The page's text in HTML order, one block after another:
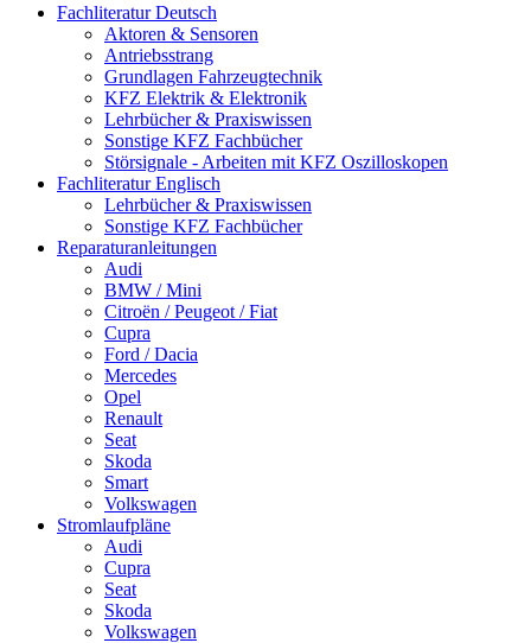
Fachliteratur Deutsch
Aktoren & Sensoren
Antriebsstrang
Grundlagen Fahrzeugtechnik
KFZ Elektrik & Elektronik
Lehrbücher & Praxiswissen
Sonstige KFZ Fachbücher
Störsignale - Arbeiten mit KFZ Oszilloskopen
Fachliteratur Englisch
Lehrbücher & Praxiswissen
Sonstige KFZ Fachbücher
Reparaturanleitungen
Audi
BMW / Mini
Citroën / Peugeot / Fiat
Cupra
Ford / Dacia
Mercedes
Opel
Renault
Seat
Skoda
Smart
Volkswagen
Stromlaufpläne
Audi
Cupra
Seat
Skoda
Volkswagen